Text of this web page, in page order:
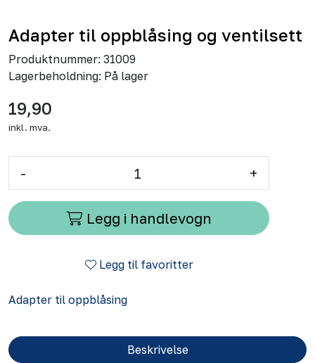
Adapter til oppblåsing og ventilsett
Produktnummer: 31009
Lagerbeholdning: På lager
19,90
inkl. mva.
- +
Legg i handlevogn
Legg til favoritter
Adapter til oppblåsing
Beskrivelse